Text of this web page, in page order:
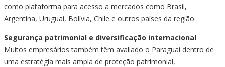
como plataforma para acesso a mercados como Brasil,
Argentina, Uruguai, Bolívia, Chile e outros países da região.
Segurança patrimonial e diversificação internacional
Muitos empresários também têm avaliado o Paraguai dentro de
uma estratégia mais ampla de proteção patrimonial,